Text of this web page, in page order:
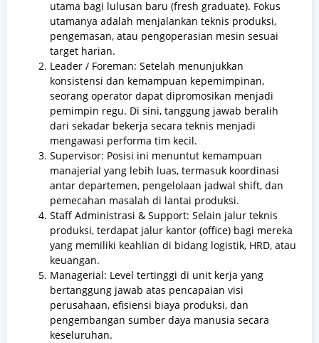
utama bagi lulusan baru (fresh graduate). Fokus
utamanya adalah menjalankan teknis produksi,
pengemasan, atau pengoperasian mesin sesuai
target harian.
Leader / Foreman: Setelah menunjukkan
konsistensi dan kemampuan kepemimpinan,
seorang operator dapat dipromosikan menjadi
pemimpin regu. Di sini, tanggung jawab beralih
dari sekadar bekerja secara teknis menjadi
mengawasi performa tim kecil.
Supervisor: Posisi ini menuntut kemampuan
manajerial yang lebih luas, termasuk koordinasi
antar departemen, pengelolaan jadwal shift, dan
pemecahan masalah di lantai produksi.
Staff Administrasi & Support: Selain jalur teknis
produksi, terdapat jalur kantor (office) bagi mereka
yang memiliki keahlian di bidang logistik, HRD, atau
keuangan.
Managerial: Level tertinggi di unit kerja yang
bertanggung jawab atas pencapaian visi
perusahaan, efisiensi biaya produksi, dan
pengembangan sumber daya manusia secara
keseluruhan.